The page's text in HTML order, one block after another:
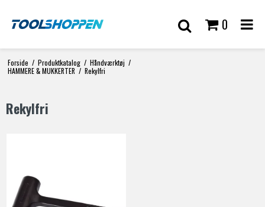
0
Forside / Produktkatalog / Håndværktøj /
HAMMERE & MUKKERTER / Rekylfri
Rekylfri